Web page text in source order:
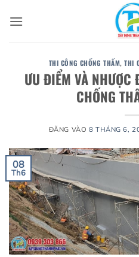
qua
THI CÔNG CHỐNG THẤM,THI
ƯU ĐIỂM VÀ
CHỐNG
ĐĂNG VÀO 8 THÁNG 6,
08
Th6